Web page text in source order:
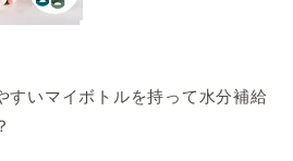
すいマイボトルを持って水分補給